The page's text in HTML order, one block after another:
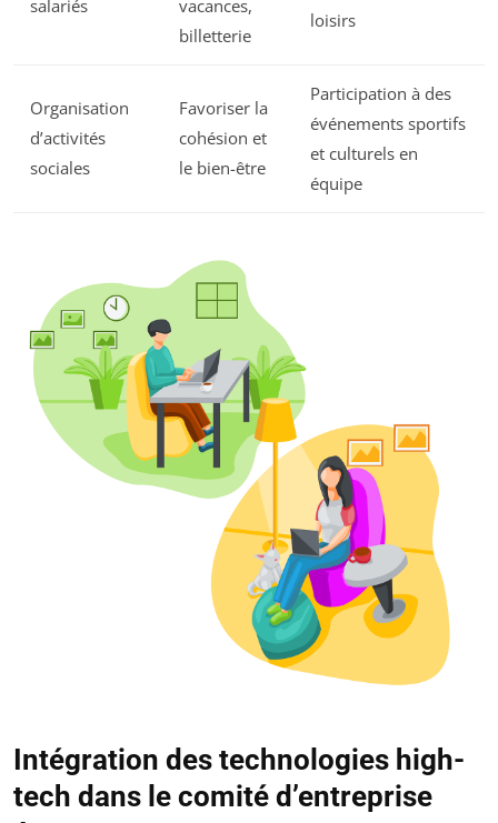
salariés
vacances,
billetterie
loisirs
Organisation
d’activités
sociales
Favoriser la
cohésion et
le bien-être
Participation à des
événements sportifs
et culturels en
équipe
Intégration des technologies high-
tech dans le comité d’entreprise